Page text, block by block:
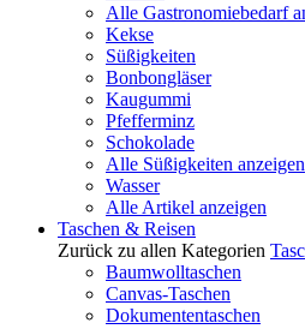
Alle Gastronomiebedarf
Kekse
Süßigkeiten
Bonbongläser
Kaugummi
Pfefferminz
Schokolade
Alle Süßigkeiten anzeigen
Wasser
Alle Artikel anzeigen
Taschen & Reisen
Zurück zu allen Kategorien
Baumwolltaschen
Canvas-Taschen
Dokumententaschen